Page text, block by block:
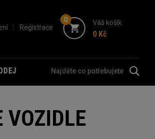
Registrace
0 Váš košík
0 Kč
VOZIDLE